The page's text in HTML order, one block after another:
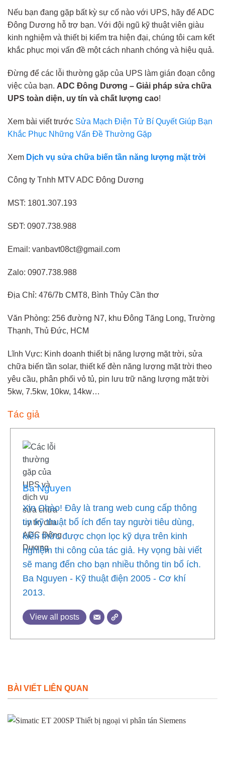
Nếu bạn đang gặp bất kỳ sự cố nào với UPS, hãy để ADC
Đông Dương hỗ trợ bạn. Với đội ngũ kỹ thuật viên giàu
kinh nghiệm và thiết bị kiểm tra hiện đại, chúng tôi cam kết
khắc phục mọi vấn đề một cách nhanh chóng và hiệu quả.
Đừng để các lỗi thường gặp của UPS làm gián đoạn công
việc của bạn. ADC Đông Dương – Giải pháp sửa chữa
UPS toàn diện, uy tín và chất lượng cao!
Xem bài viết trước Sửa Mạch Điện Tử Bí Quyết Giúp Bạn
Khắc Phục Những Vấn Đề Thường Gặp
Xem Dịch vụ sửa chữa biến tần năng lượng mặt trời
Công ty Tnhh MTV ADC Đông Dương
MST: 1801.307.193
SĐT: 0907.738.988
Email: vanbavt08ct@gmail.com
Zalo: 0907.738.988
Địa Chỉ: 476/7b CMT8, Bình Thủy Cần thơ
Văn Phòng: 256 đường N7, khu Đông Tăng Long, Trường
Thạnh, Thủ Đức, HCM
Lĩnh Vực: Kinh doanh thiết bị năng lượng mặt trời, sửa
chữa biến tần solar, thiết kế đèn năng lượng mặt trời theo
yêu cầu, phân phối vỏ tủ, pin lưu trữ năng lượng mặt trời
5kw, 7.5kw, 10kw, 14kw…
Tác giả
Ba Nguyen
Xin Chào! Đây là trang web cung cấp thông
tin kỹ thuật bổ ích đến tay người tiêu dùng,
kiến thức được chọn lọc kỹ dựa trên kinh
nghiệm thi công của tác giả. Hy vọng bài viết
sẽ mang đến cho bạn nhiều thông tin bổ ích.
Ba Nguyen - Kỹ thuật điện 2005 - Cơ khí
2013.
View all posts
BÀI VIẾT LIÊN QUAN